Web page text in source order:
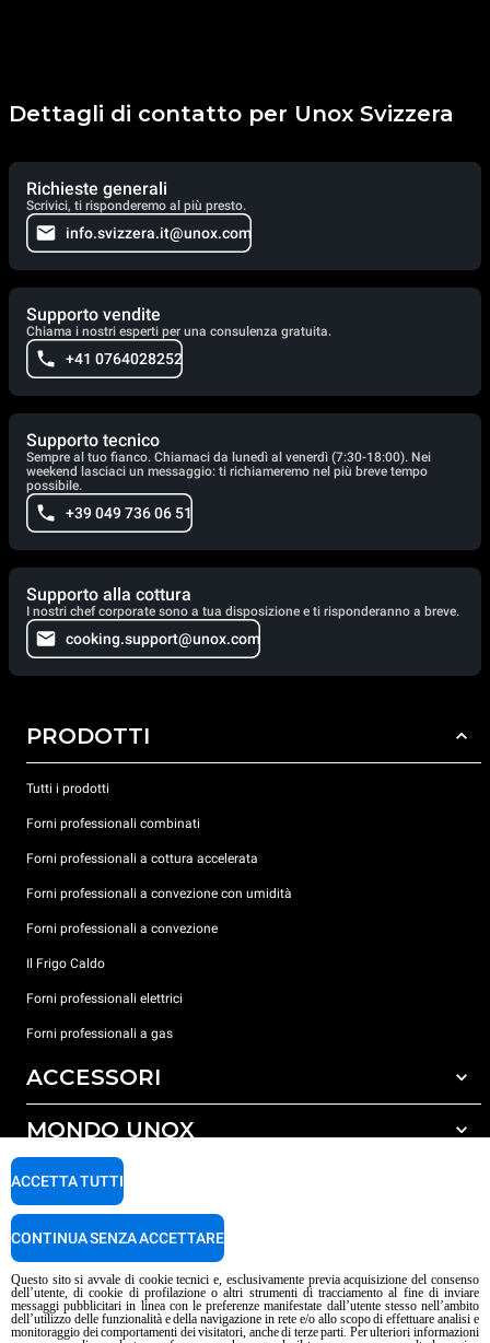
Dettagli di contatto per Unox Svizzera
Richieste generali
Scrivici, ti risponderemo al più presto.
info.svizzera.it@unox.com
Supporto vendite
Chiama i nostri esperti per una consulenza gratuita.
+41 0764028252
Supporto tecnico
Sempre al tuo fianco. Chiamaci da lunedì al venerdì (7:30-18:00). Nei
weekend lasciaci un messaggio: ti richiameremo nel più breve tempo
possibile.
+39 049 736 06 51
Supporto alla cottura
I nostri chef corporate sono a tua disposizione e ti risponderanno a breve.
cooking.support@unox.com
PRODOTTI
Tutti i prodotti
Forni professionali combinati
Forni professionali a cottura accelerata
Forni professionali a convezione con umidità
Forni professionali a convezione
Il Frigo Caldo
Forni professionali elettrici
Forni professionali a gas
ACCESSORI
Tutti gli accessori
Detergenti per lavaggio automatico
Detergenti per lavaggio manuale
Trattamento acqua con filtro a resine
MONDO UNOX
Le nostre sedi nel mondo
SUPPORTO
Garanzia Unox
Trova Centri Service
Informativa sui contenuti IA
Privacy policy Cookie policy
Questo sito si avvale di cookie tecnici e, esclusivamente previa acquisizione del consenso
dell’utente, di cookie di profilazione o altri strumenti di tracciamento al fine di inviare
messaggi pubblicitari in linea con le preferenze manifestate dall’utente stesso nell’ambito
dell’utilizzo delle funzionalità e della navigazione in rete e/o allo scopo di effettuare analisi e
monitoraggio dei comportamenti dei visitatori, anche di terze parti. Per ulteriori informazioni
ACCETTA TUTTI
CONTINUA SENZA ACCETTARE